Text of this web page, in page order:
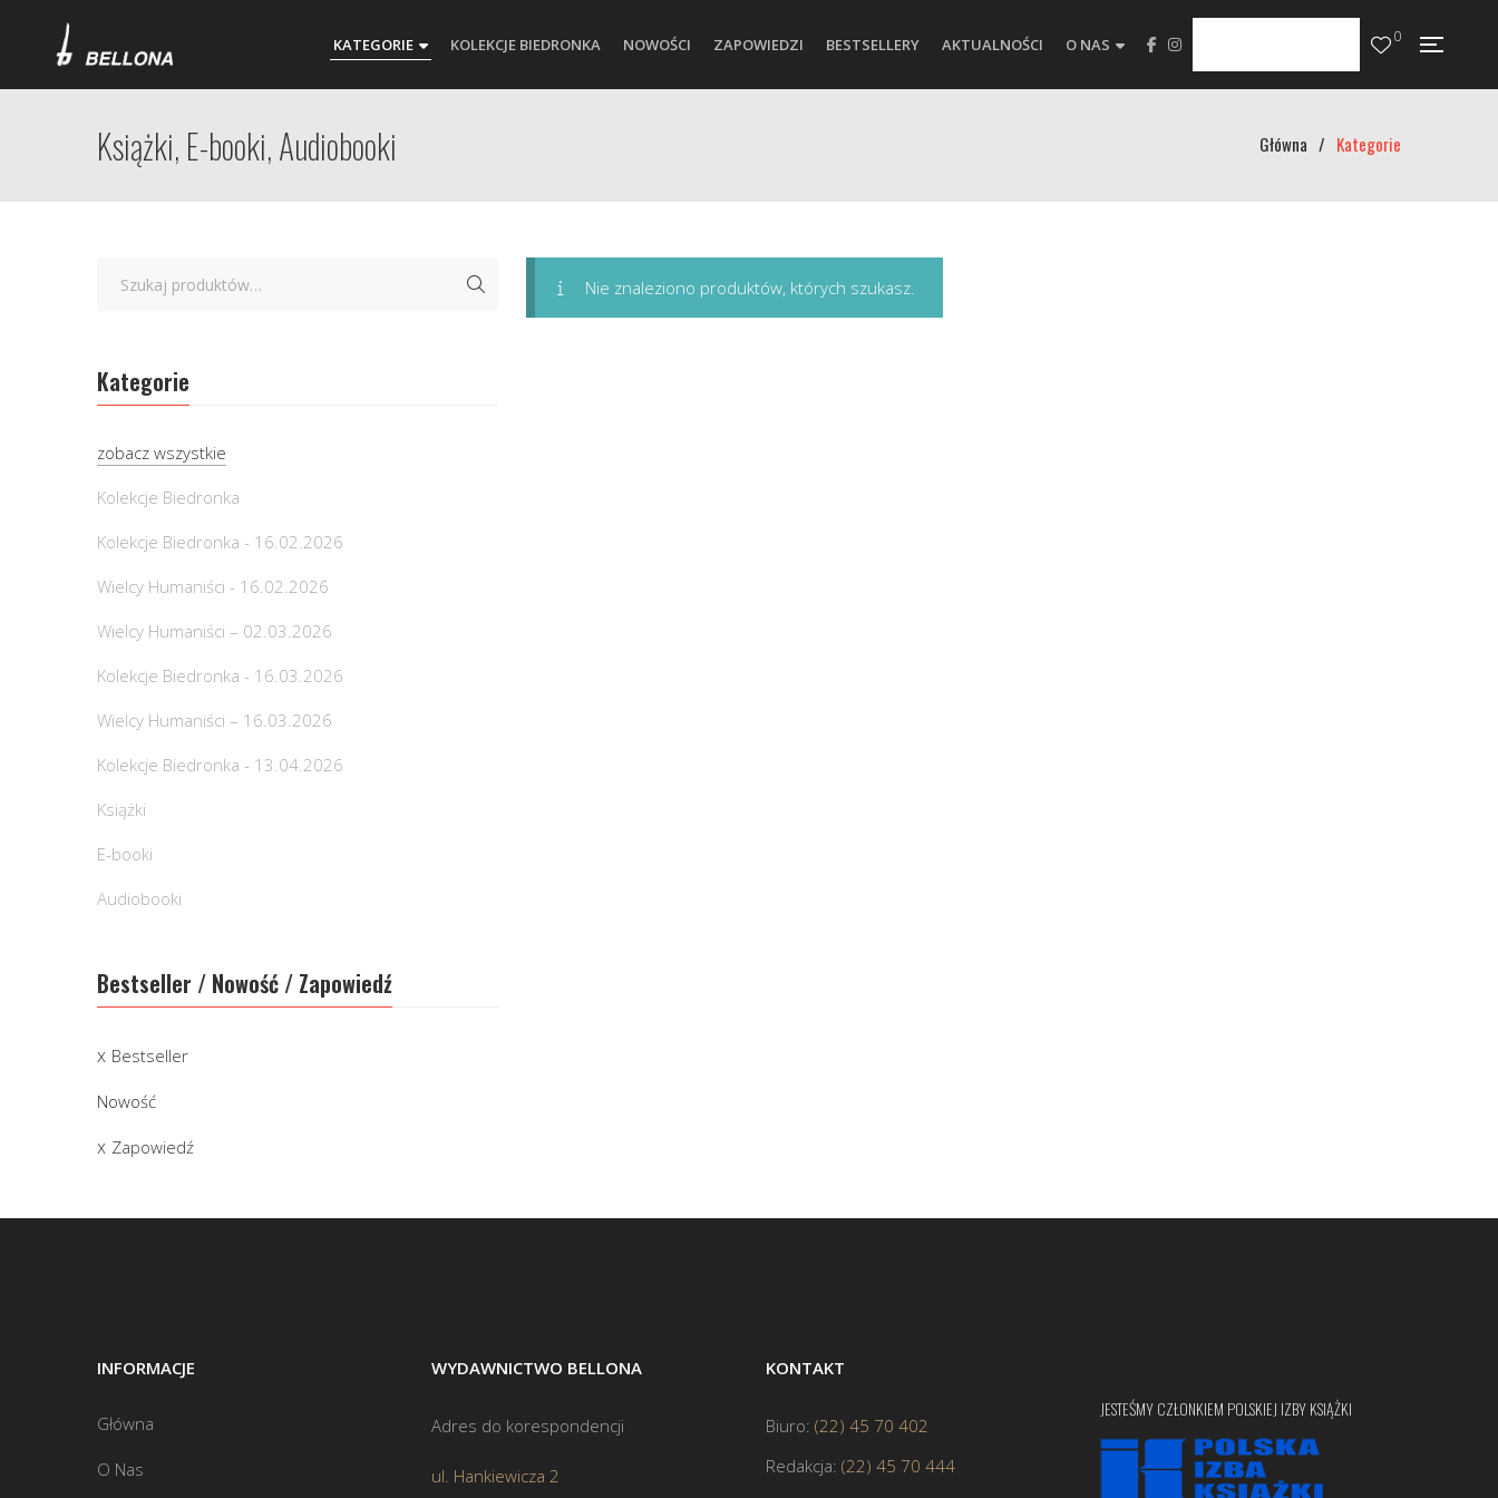
KATEGORIE KOLEKCJE BIEDRONKA NOWOŚCI ZAPOWIEDZI BESTSELLERY AKTUALNOŚCI O NAS 0
Książki, E-booki, Audiobooki Główna / Kategorie
Nie znaleziono produktów, których szukasz.
Kategorie
zobacz wszystkie
Kolekcje Biedronka
Kolekcje Biedronka - 16.02.2026
Wielcy Humaniści - 16.02.2026
Wielcy Humaniści – 02.03.2026
Kolekcje Biedronka - 16.03.2026
Wielcy Humaniści – 16.03.2026
Kolekcje Biedronka - 13.04.2026
Książki
E-booki
Audiobooki
Bestseller / Nowość / Zapowiedź
Bestseller
Nowość
Zapowiedź
INFORMACJE
Główna
O Nas
WYDAWNICTWO BELLONA
Adres do korespondencji
ul. Hankiewicza 2
KONTAKT
Biuro: (22) 45 70 402
Redakcja: (22) 45 70 444
JESTEŚMY CZŁONKIEM POLSKIEJ IZBY KSIĄŻKI